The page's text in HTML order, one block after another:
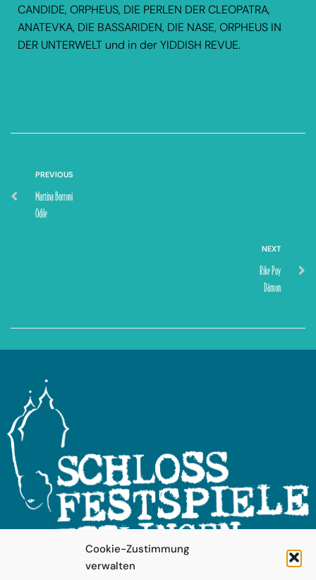
Cookie-Zustimmung
verwalten
CANDIDE, ORPHEUS, DIE PERLEN DER CLEOPATRA,
ANATEVKA, DIE BASSARIDEN, DIE NASE, ORPHEUS IN
DER UNTERWELT und in der YIDDISH REVUE.
PREVIOUS
Martina Borroni
Odile
NEXT
Rike Puy
Dämon